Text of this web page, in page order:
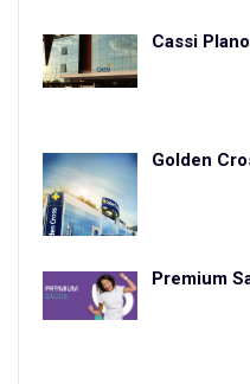
Cassi
Golden
Premium